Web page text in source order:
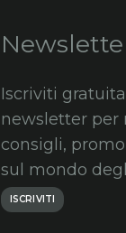
Iscriviti
newsletter per
consigli,
sul mondo
ISCRIVITI